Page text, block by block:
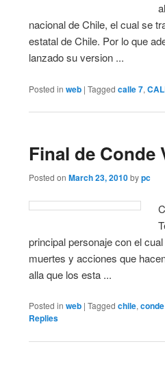
nacional de Chile, el cual se
estatal de Chile. Por lo que
lanzado su version ...
Posted in web |Tagged calle 7,
Final de Conde
Posted onMarch 23, 2010 bypc
principal personaje con el
muertes y acciones que
alla que los esta ...
Posted in web |Tagged chile,
Replies